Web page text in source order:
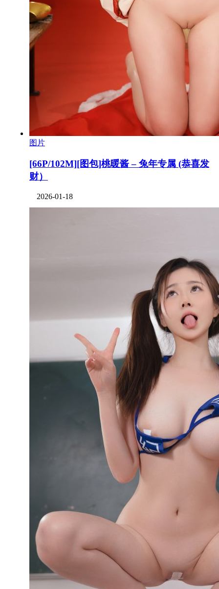
图片
[66P/102M][图包]桃暖酱 – 兔年专属 (恭喜发
财）
2026-01-18